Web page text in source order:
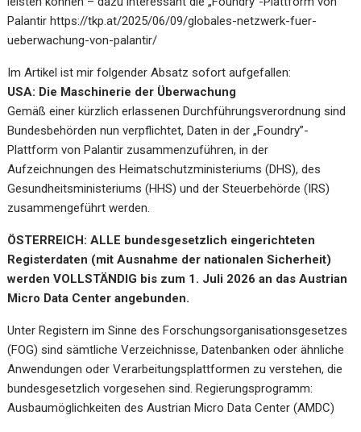
Palantirhttps://tkp.at/2025/06/09/globales-netzwerk-fuer-
ueberwachung-von-palantir/
Im Artikel ist mir folgender Absatz sofort aufgefallen:
USA: Die Maschinerie der Überwachung
Gemäß einer kürzlich erlassenen Durchführungsverordnung sind
Bundesbehörden nun verpflichtet, Daten in der „Foundry”-
Plattform von Palantir zusammenzuführen, in der
Aufzeichnungen des Heimatschutzministeriums (DHS), des
Gesundheitsministeriums (HHS) und der Steuerbehörde (IRS)
zusammengeführt werden.
ÖSTERREICH: ALLE bundesgesetzlich eingerichteten
Registerdaten (mit Ausnahme der nationalen Sicherheit)
werden VOLLSTÄNDIG bis zum 1. Juli 2026 an das Austrian
Micro Data Center angebunden.
Unter Registern im Sinne des Forschungsorganisationsgesetzes
(FOG) sind sämtliche Verzeichnisse, Datenbanken oder ähnliche
Anwendungen oder Verarbeitungsplattformen zu verstehen, die
bundesgesetzlich vorgesehen sind. Regierungsprogramm:
Ausbaumöglichkeiten des Austrian Micro Data Center (AMDC)